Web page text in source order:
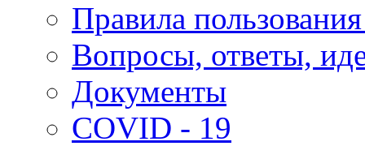
Правила
Вопросы, ответы,
Документы
COVID - 19